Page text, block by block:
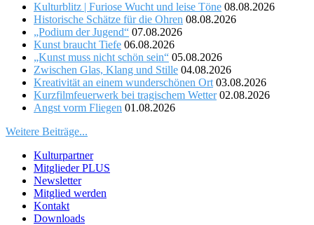
Kulturblitz | Furiose Wucht und leise Töne 08.08.2026
Historische Schätze für die Ohren 08.08.2026
„Podium der Jugend“ 07.08.2026
Kunst braucht Tiefe 06.08.2026
„Kunst muss nicht schön sein“ 05.08.2026
Zwischen Glas, Klang und Stille 04.08.2026
Kreativität an einem wunderschönen Ort 03.08.2026
Kurzfilmfeuerwerk bei tragischem Wetter 02.08.2026
Angst vorm Fliegen 01.08.2026
Weitere Beiträge...
Kulturpartner
Mitglieder PLUS
Newsletter
Mitglied werden
Kontakt
Downloads